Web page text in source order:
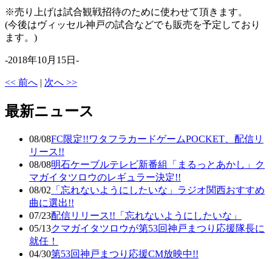
※売り上げは試合観戦招待のために使わせて頂きます。
(今後はヴィッセル神戸の試合などでも販売を予定しており
ます。)
-2018年10月15日-
<< 前へ | 次へ >>
最新ニュース
08/08FC限定!!ワタフラカードゲームPOCKET、配信リ
リース!!
08/08明石ケーブルテレビ新番組「まるっとあかし」ク
マガイタツロウのレギュラー決定!!
08/02 「忘れないようにしたいな」ラジオ関西おすすめ
曲に選出!!
07/23配信リリース!!「忘れないようにしたいな」
05/13クマガイタツロウが第53回神戸まつり応援隊長に
就任！
04/30第53回神戸まつり応援CM放映中!!